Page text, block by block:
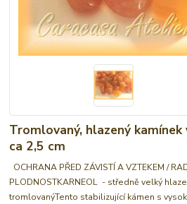
Tromlovaný, hlazený
ca 2,5 cm
OCHRANA PŘED ZÁVISTÍ A VZTEKEM /
PLODNOSTKARNEOL - středně velký
tromlovanýTento stabilizující kámen s